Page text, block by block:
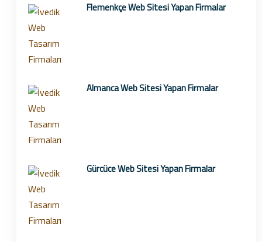
Flemenkçe Web Sitesi Yapan Firmalar
Almanca Web Sitesi Yapan Firmalar
Gürcüce Web Sitesi Yapan Firmalar